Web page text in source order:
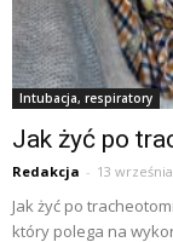
Intubacja, respiratory
Jak żyć po
Redakcja - 13
Jak żyć po
który polega na